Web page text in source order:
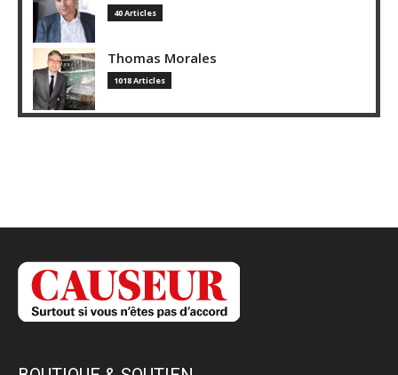
40 Articles
Thomas Morales
1018 Articles